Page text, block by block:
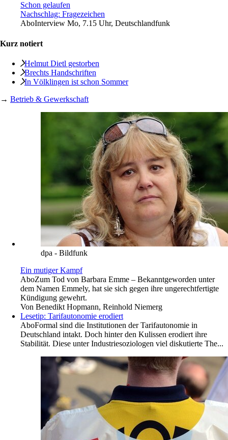
Schon gelaufen
Nachschlag: Fragezeichen
AboInterview Mo, 7.15 Uhr, Deutschlandfunk
Kurz notiert
Helmut Dietl gestorben
Brechts Handschriften
In Völklingen ist schon Sommer
→ Betrieb & Gewerkschaft
dpa - Bildfunk
Ein mutiger Kampf
AboZum Tod von Barbara Emme – Bekanntgeworden unter
dem Namen Emmely, hat sie sich gegen ihre ungerechtfertigte
Kündigung gewehrt.
Von Benedikt Hopmann, Reinhold Niemerg
Lesetip: Tarifautonomie erodiert
AboFormal sind die Institutionen der Tarifautonomie in
Deutschland intakt. Doch hinter den Kulissen erodiert ihre
Stabilität. Diese unter Industriesoziologen viel diskutierte The...